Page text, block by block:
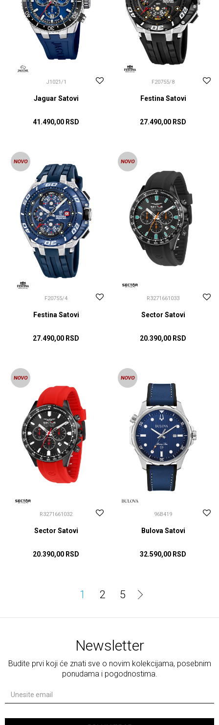
J1021/1
Jaguar Satovi
41.490,00 RSD
F20755/8
Festina Satovi
27.490,00 RSD
F20755/4
Festina Satovi
27.490,00 RSD
R3271661033
Sector Satovi
20.390,00 RSD
R3271661032
Sector Satovi
20.390,00 RSD
96B419
Bulova Satovi
32.590,00 RSD
1 2 5
Newsletter
Budite prvi koji će znati sve o novim kolekcijama, posebnim
ponudama i pogodnostima.